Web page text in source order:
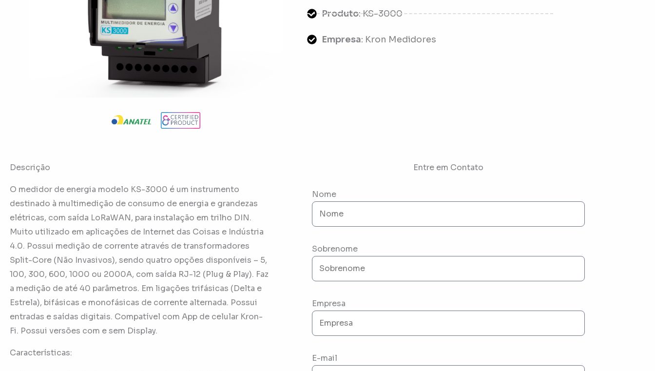
Produto: KS-3000
Empresa: Kron Medidores
Descrição
O medidor de energia modelo KS-3000 é um instrumento
destinado à multimedição de consumo de energia e grandezas
elétricas, com saída LoRaWAN, para instalação em trilho DIN.
Muito utilizado em aplicações de Internet das Coisas e Indústria
4.0. Possui medição de corrente através de transformadores
Split-Core (Não Invasivos), sendo quatro opções disponíveis – 5,
100, 300, 600, 1000 ou 2000A, com saída RJ-12 (Plug & Play). Faz
a medição de até 40 parâmetros. Em ligações trifásicas (Delta e
Estrela), bifásicas e monofásicas de corrente alternada. Possui
entradas e saídas digitais. Compatível com App de celular Kron-
Fi. Possui versões com e sem Display.
Características:
Entre em Contato
Nome
Sobrenome
Empresa
E-mail